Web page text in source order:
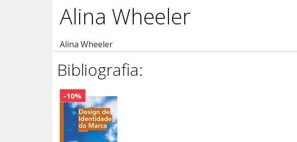
Alina Wheeler
Alina Wheeler
Bibliografia:
-10%